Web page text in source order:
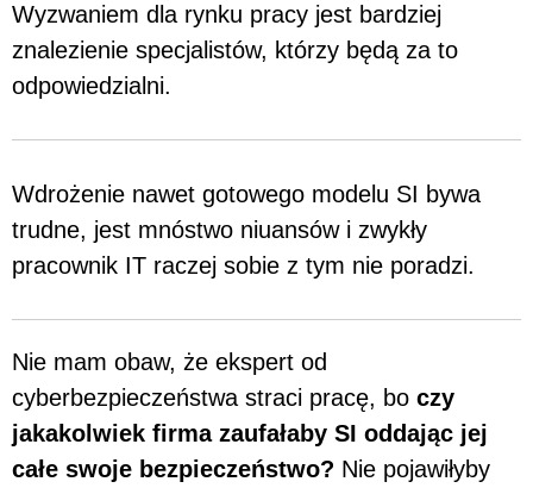
Wyzwaniem dla rynku pracy jest bardziej
znalezienie specjalistów, którzy będą za to
odpowiedzialni.
Wdrożenie nawet gotowego modelu SI bywa
trudne, jest mnóstwo niuansów i zwykły
pracownik IT raczej sobie z tym nie poradzi.
Nie mam obaw, że ekspert od
cyberbezpieczeństwa straci pracę, bo czy
jakakolwiek firma zaufałaby SI oddając jej
całe swoje bezpieczeństwo? Nie pojawiłyby